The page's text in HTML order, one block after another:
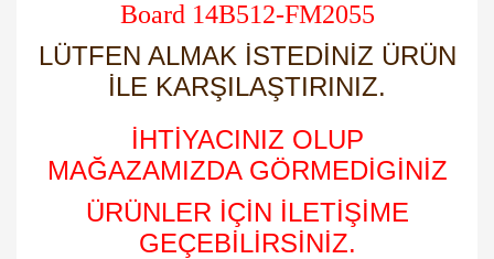
Board 14B512-FM2055
LÜTFEN ALMAK İSTEDİNİZ ÜRÜN
İLE KARŞILAŞTIRINIZ.
İHTİYACINIZ OLUP
MAĞAZAMIZDA GÖRMEDİGİNİZ
ÜRÜNLER İÇİN İLETİŞİME
GEÇEBİLİRSİNİZ.